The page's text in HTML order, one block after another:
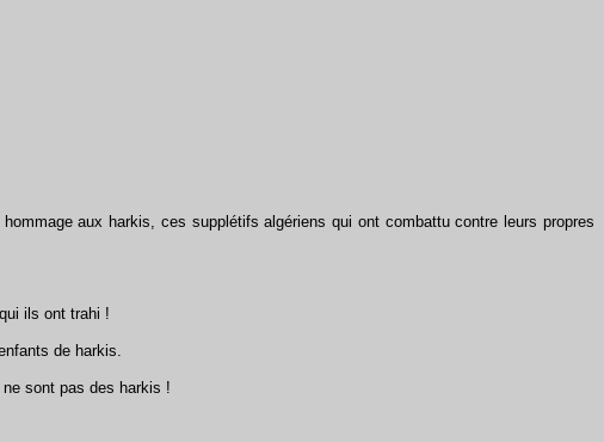
aux harkis, ces supplétifs algériens qui ont combattu contre leurs propres
ils ont trahi !
de harkis.
sont pas des harkis !